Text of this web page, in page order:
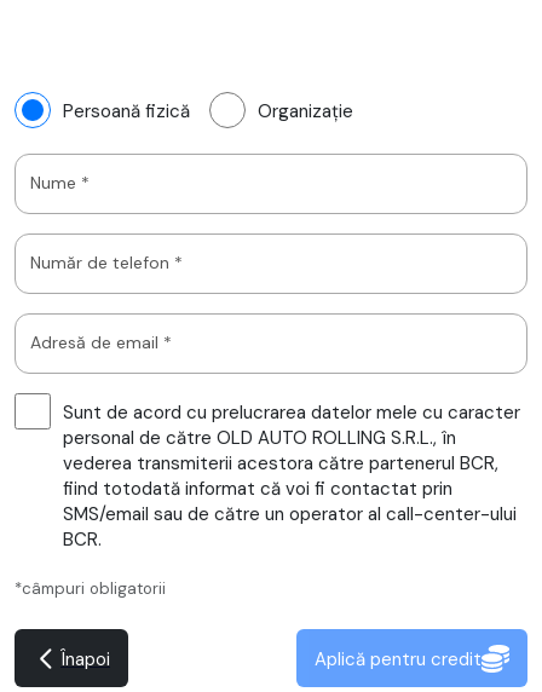
Persoană fizică Organizație
Nume *
Număr de telefon *
Adresă de email *
Sunt de acord cu prelucrarea datelor mele cu caracter
personal de către OLD AUTO ROLLING S.R.L., în
vederea transmiterii acestora către partenerul BCR,
fiind totodată informat că voi fi contactat prin
SMS/email sau de către un operator al call-center-ului
BCR.
*câmpuri obligatorii
Înapoi Aplică pentru credit